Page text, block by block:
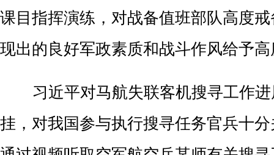
课目指挥演练，对战备值班部队高度
现出的良好军政素质和战斗作风给予
习近平对马航失联客机搜寻工作
挂，对我国参与执行搜寻任务官兵十